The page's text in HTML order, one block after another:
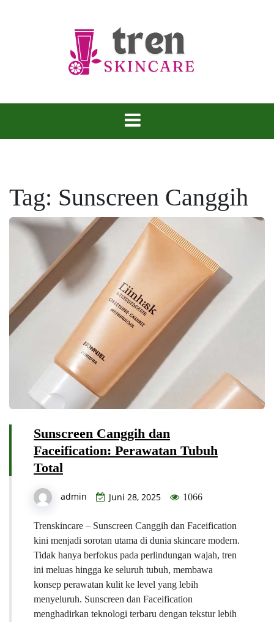
Tren Skincare
Tag: Sunscreen Canggih
Sunscreen Canggih dan
Faceification: Perawatan Tubuh
Total
admin Juni 28, 2025 1066
Trenskincare – Sunscreen Canggih dan Faceification
kini menjadi sorotan utama di dunia skincare modern.
Tidak hanya berfokus pada perlindungan wajah, tren
ini meluas hingga ke seluruh tubuh, membawa
konsep perawatan kulit ke level yang lebih
menyeluruh. Sunscreen dan Faceification
menghadirkan teknologi terbaru dengan tekstur lebih